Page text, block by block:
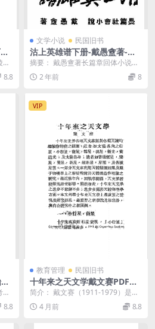
,
8.8
文学小说 民国旧书
沽上英雄谱下册-戴愚盦著-益
世出版部
摘要： 戴愚盦著长篇章回体小说，
关于天津的历史故事 截图：
2 年前 8
8.8
VIP
教育管理 民国旧书
十年来之天文学戴文赛PDF下
载,民国天文学发展史研究
简介： 戴文赛（1911-1979）是中
国现代天文学的重要学者。他曾在
民国时期担...
4 月前 8.8